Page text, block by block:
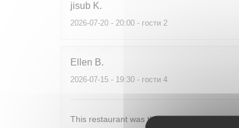
jisub K
2026-07-20 - 20:00 - гости 2
Ellen B
2026-07-15 - 19:30 - гости 4
This restaurant was the perfect end to our